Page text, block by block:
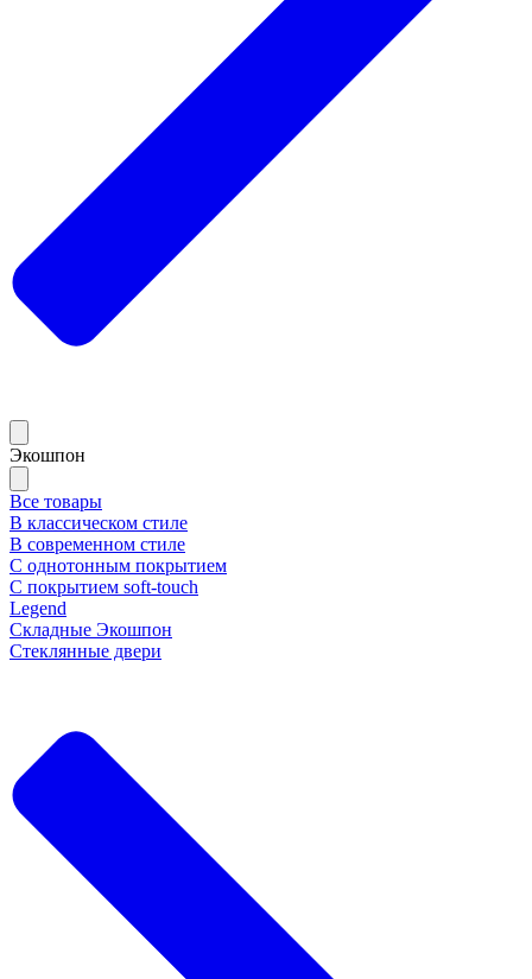
Экошпон
Все товары
В классическом стиле
В современном стиле
С однотонным покрытием
С покрытием soft-touch
Legend
Складные Экошпон
Стеклянные двери